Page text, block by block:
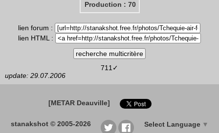
Production : 70
lien forum :
lien HTML :
711✓
update: 29.07.2006
[METAR Deauville]
stanakshot © 2005-2026 Select Language ▼